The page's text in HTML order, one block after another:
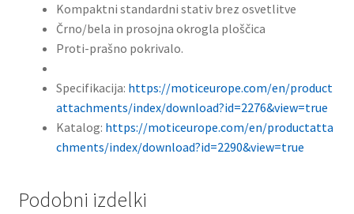
Kompaktni standardni stativ brez osvetlitve
Črno/bela in prosojna okrogla ploščica
Proti-prašno pokrivalo.
Specifikacija: https://moticeurope.com/en/product
attachments/index/download?id=2276&view=true
Katalog: https://moticeurope.com/en/productatta
chments/index/download?id=2290&view=true
Podobni izdelki